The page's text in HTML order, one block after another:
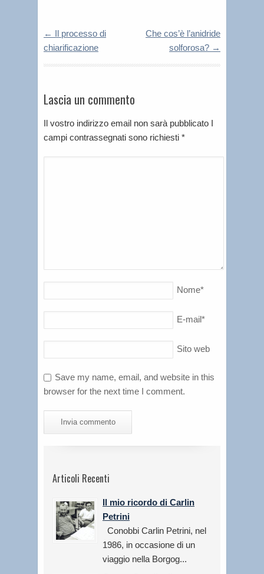
← Il processo di
chiarificazione
Che cos’è l’anidride
solforosa? →
Lascia un commento
Il vostro indirizzo email non sarà pubblicato I
campi contrassegnati sono richiesti *
Nome*
E-mail*
Sito web
Save my name, email, and website in this
browser for the next time I comment.
Articoli Recenti
Il mio ricordo di Carlin
Petrini
Conobbi Carlin Petrini, nel
1986, in occasione di un
viaggio nella Borgog...